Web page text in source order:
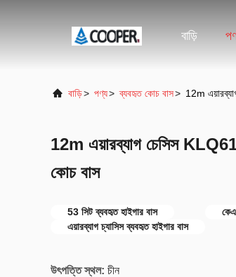
বাড়ি
বাড়ি> পণ্য> ব্যবহৃত কোচ বাস> 12m
12m এয়ারব্যাগ চেসিস
কোচ বাস
53 সিট ব্যবহৃত হাইগার বাস
এয়ারব্যাগ চ্যাসিস ব্যবহৃত হাইগার বাস
উৎপত্তি স্থল: চীন